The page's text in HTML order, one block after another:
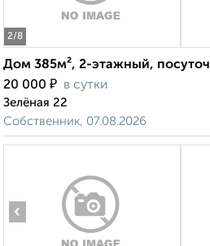
2/8
Дом 385м², 2-этажный,
20 000 ₽ в сутки
Зелёная 22
Собственник, 07.08.2026
‹